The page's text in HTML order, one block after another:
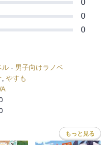
0
0
0
ル - 男子向けラノベ
やすも
もっと見る